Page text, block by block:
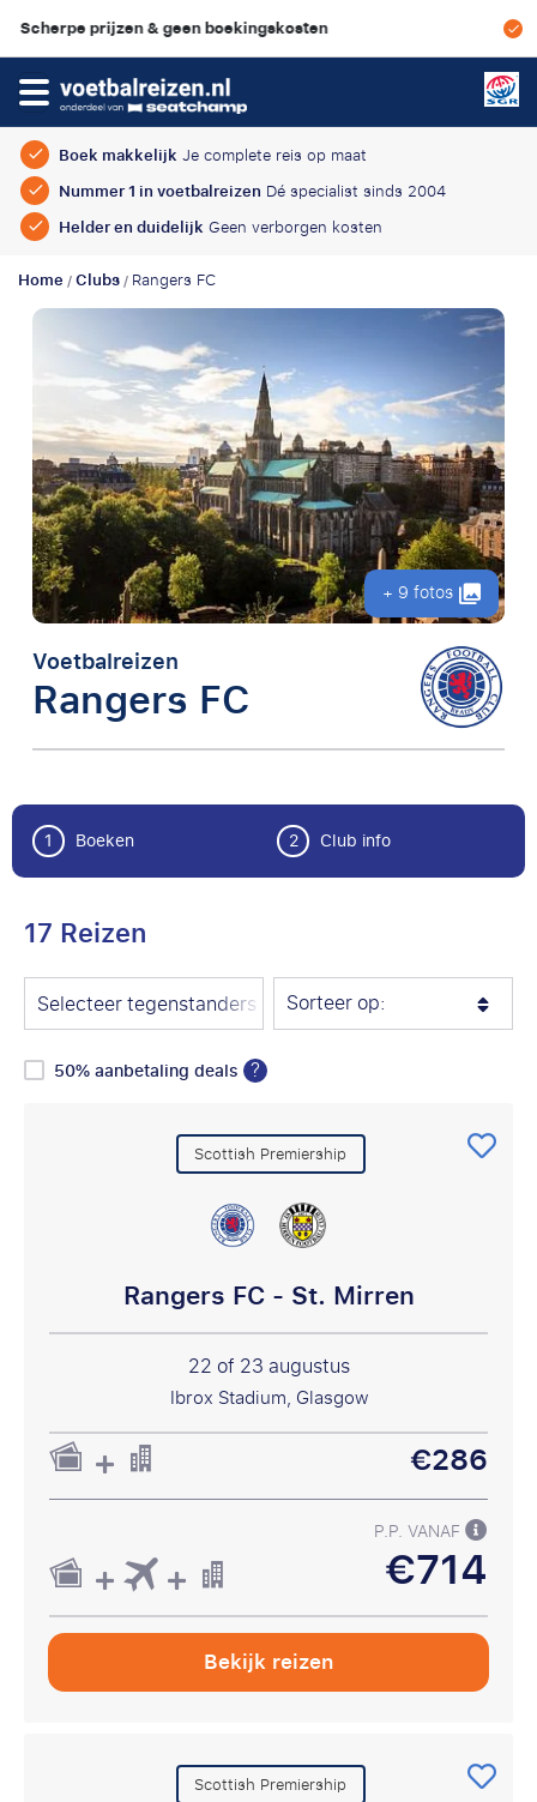
SGR-garantie
Boek makkelijk Je complete reis op maat
Nummer 1 in voetbalreizen Dé specialist sinds 2004
Helder en duidelijk Geen verborgen kosten
Home/Clubs/Rangers FC
+ 9 fotos
Voetbalreizen
Rangers FC
1 Boeken 2 Club info
17 Reizen
Selecteer tegenstanders Sorteer op:
50% aanbetaling deals ?
Scottish Premiership
Rangers FC - St. Mirren
22 of 23 augustus
Ibrox Stadium, Glasgow
€286
P.P. VANAF
€714
Bekijk reizen
Scottish Premiership